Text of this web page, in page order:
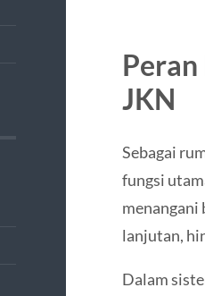
JKN
Sebagai
fungsi
menangani
lanjutan,
Dalam